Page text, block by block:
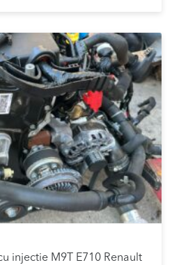
injectie M9T E710 Renault